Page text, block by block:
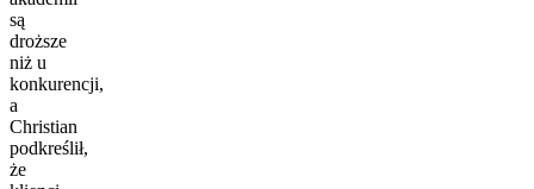
są
droższe
niż u
konkurencji,
a
Christian
podkreślił,
że